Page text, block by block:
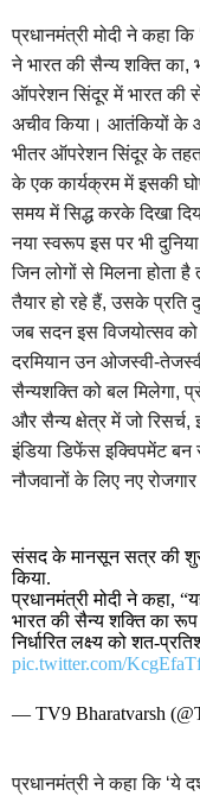
प्रधानमंत्री मोदी ने कहा
ने भारत की सैन्य शक्ति का,
ऑपरेशन सिंदूर में भारत की
अचीव किया। आतंकियों के
भीतर ऑपरेशन सिंदूर के
के एक कार्यक्रम में इसकी
समय में सिद्ध करके दिखा
नया स्वरूप इस पर भी
जिन लोगों से मिलना होता
तैयार हो रहे हैं, उसके प्रति
जब सदन इस विजयोत्सव
दरमियान उन ओजस्वी-
सैन्यशक्ति को बल मिलेगा,
और सैन्य क्षेत्र में जो
इंडिया डिफेंस इक्विपमेंट
नौजवानों के लिए नए
संसद के मानसून सत्र की
किया.
प्रधानमंत्री मोदी ने कहा,
भारत की सैन्य शक्ति का रूप
निर्धारित लक्ष्य को शत-
pic.twitter.com/
— TV9 Bharatvarsh
प्रधानमंत्री ने कहा कि